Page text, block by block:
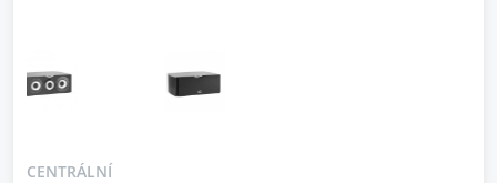
CENTRÁLNÍ